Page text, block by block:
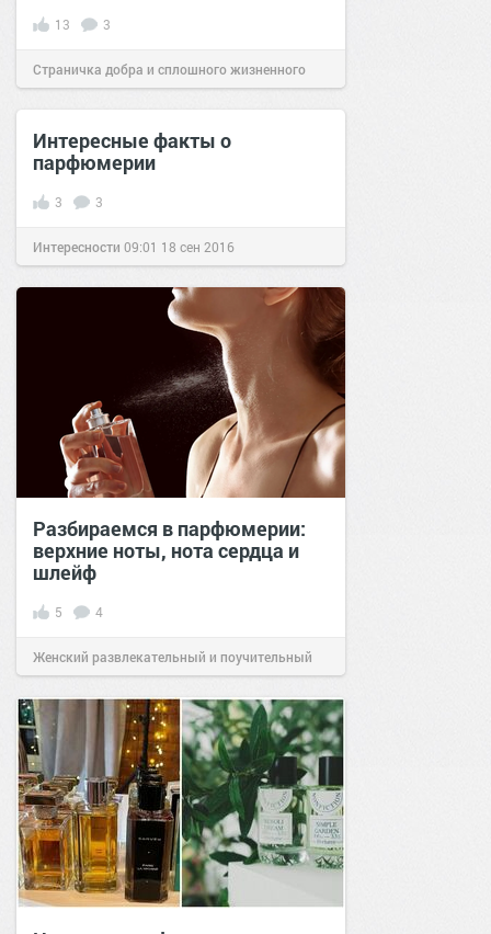
13 3
Страничка добра и сплошного жизненного
позитива!17:0414 фев 2024
Интересные факты о
парфюмерии
3 3
Интересности 09:01 18 сен 2016
Разбираемся в парфюмерии:
верхние ноты, нота сердца и
шлейф
5 4
Женский развлекательный и поучительный
сайт.20:3220 июл 2024